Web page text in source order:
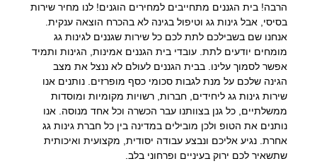
הרבה! בית הגננים מתחייבים למחירים הוגנים! לנו מחיר שירות
בסיסי, אבל גינות גג וטיפול בגינה לא בהכרח הוצאה ענקית.
אנחנו שם בשבילכם לתת לכם כל שירות שגננים לגינות גג
מומחים יודעים לתת. עובדי בית הגננים אמינות, הגינות ותמיד
אפשר לסמוך עלינו. בבית הגננים לעולם לא ננצל את מצב
הגינה שלכם על מנת לגבות סכומי כסף מופרזים. נותנים אנו
שירות גינות גג ליחידים, חברות, רשויות מקומיות ומוסדות
ממשלתיים, כל גנן בצוותנו עבר הכשרה וכל אחד מנוסה. אנו
נותנים את הטופ ולכן מובילים במדינה בין כל חברת גינות גג
אחרת. נגיע אליכם ונבצע עבודה יסודית, מקצועית ואיכותית
שתשאיר לכם ירוק בעיניים ופרחוני בלב.